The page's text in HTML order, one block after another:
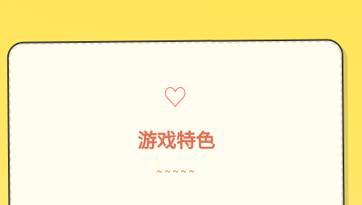
♡
游戏特色
~~~~~